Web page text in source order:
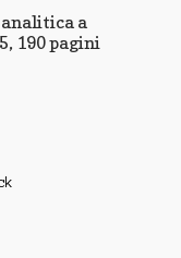
a
190 pagini